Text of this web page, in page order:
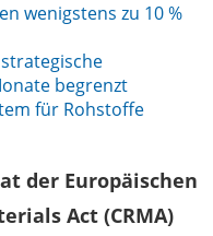
wenigstens zu 10 %
begrenzt
für Rohstoffe
der Europäischen
Act (CRMA)